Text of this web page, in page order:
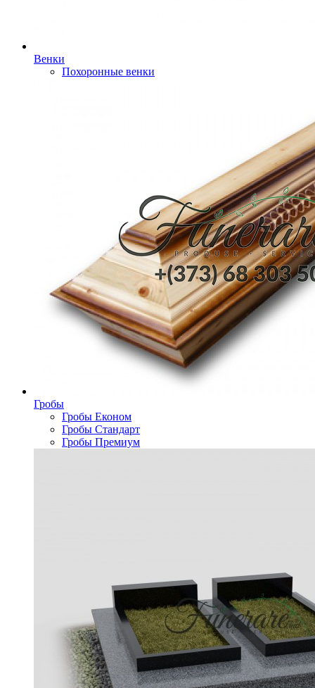
Венки
Похоронные венки
Гробы
Гробы Економ
Гробы Стандарт
Гробы Премиум